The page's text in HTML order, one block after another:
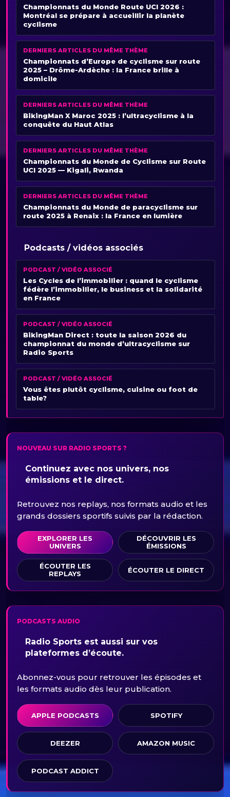
Championnats du Monde Route UCI 2026 :
Montréal se prépare à accueillir la planète
cyclisme
DERNIERS ARTICLES DU MÊME THÈME
Championnats d’Europe de cyclisme sur route
2025 – Drôme-Ardèche : la France brille à
domicile
DERNIERS ARTICLES DU MÊME THÈME
BikingMan X Maroc 2025 : l’ultracyclisme à la
conquête du Haut Atlas
DERNIERS ARTICLES DU MÊME THÈME
Championnats du Monde de Cyclisme sur Route
UCI 2025 — Kigali, Rwanda
DERNIERS ARTICLES DU MÊME THÈME
Championnats du Monde de paracyclisme sur
route 2025 à Renaix : la France en lumière
Podcasts / vidéos associés
PODCAST / VIDÉO ASSOCIÉ
Les Cycles de l’immobilier : quand le cyclisme
fédère l’immobilier, le business et la solidarité
en France
PODCAST / VIDÉO ASSOCIÉ
BikingMan Direct : toute la saison 2026 du
championnat du monde d’ultracyclisme sur
Radio Sports
PODCAST / VIDÉO ASSOCIÉ
Vous êtes plutôt cyclisme, cuisine ou foot de
table?
NOUVEAU SUR RADIO SPORTS ?
Continuez avec nos univers, nos
émissions et le direct.
Retrouvez nos replays, nos formats audio et les
grands dossiers sportifs suivis par la rédaction.
EXPLORER LES
UNIVERS
DÉCOUVRIR LES
ÉMISSIONS
ÉCOUTER LES
REPLAYS
ÉCOUTER LE DIRECT
PODCASTS AUDIO
Radio Sports est aussi sur vos
plateformes d’écoute.
Abonnez-vous pour retrouver les épisodes et
les formats audio dès leur publication.
APPLE PODCASTS SPOTIFY
DEEZER AMAZON MUSIC
PODCAST ADDICT